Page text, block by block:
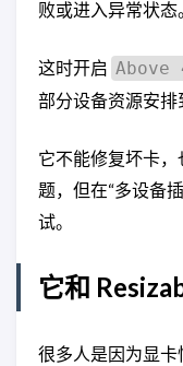
败或进入异常状态
这时开启 Above
部分设备资源安排
它不能修复坏卡，
题，但在“多设备
试。
它和
很多人是因为显